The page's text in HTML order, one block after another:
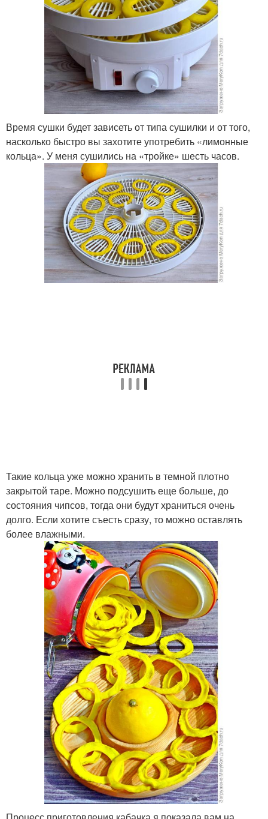
Время сушки будет зависеть от типа сушилки и от того,
насколько быстро вы захотите употребить «лимонные
кольца». У меня сушились на «тройке» шесть часов.
Такие кольца уже можно хранить в темной плотно
закрытой таре. Можно подсушить еще больше, до
состояния чипсов, тогда они будут храниться очень
долго. Если хотите съесть сразу, то можно оставлять
более влажными.